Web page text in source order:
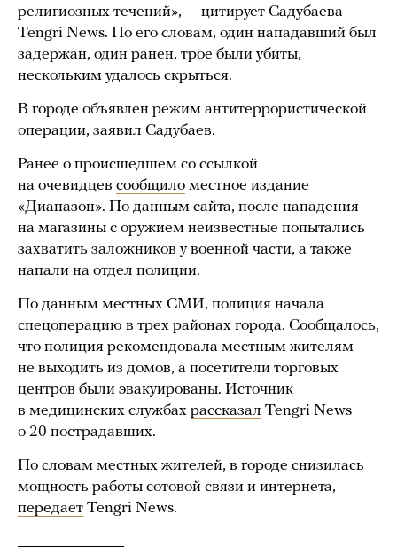
религиозных течений», — цитирует Садубаева
Tengri News. По его словам, один нападавший был
задержан, один ранен, трое были убиты,
нескольким удалось скрыться.
В городе объявлен режим антитеррористической
операции, заявил Садубаев.
Ранее о происшедшем со ссылкой
на очевидцев сообщило местное издание
«Диапазон». По данным сайта, после нападения
на магазины с оружием неизвестные попытались
захватить заложников у военной части, а также
напали на отдел полиции.
По данным местных СМИ, полиция начала
спецоперацию в трех районах города. Сообщалось,
что полиция рекомендовала местным жителям
не выходить из домов, а посетители торговых
центров были эвакуированы. Источник
в медицинских службах рассказал Tengri News
о 20 пострадавших.
По словам местных жителей, в городе снизилась
мощность работы сотовой связи и интернета,
передает Tengri News.